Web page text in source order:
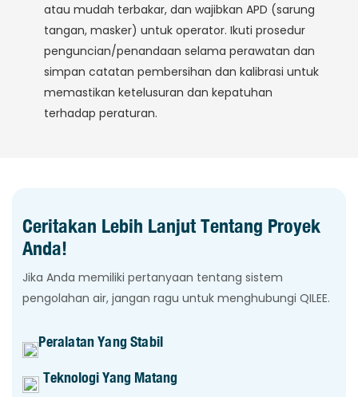
atau mudah terbakar, dan wajibkan APD (sarung
tangan, masker) untuk operator. Ikuti prosedur
penguncian/penandaan selama perawatan dan
simpan catatan pembersihan dan kalibrasi untuk
memastikan ketelusuran dan kepatuhan
terhadap peraturan.
Ceritakan Lebih Lanjut Tentang Proyek
Anda!
Jika Anda memiliki pertanyaan tentang sistem
pengolahan air, jangan ragu untuk menghubungi QILEE.
Peralatan Yang Stabil
Teknologi Yang Matang